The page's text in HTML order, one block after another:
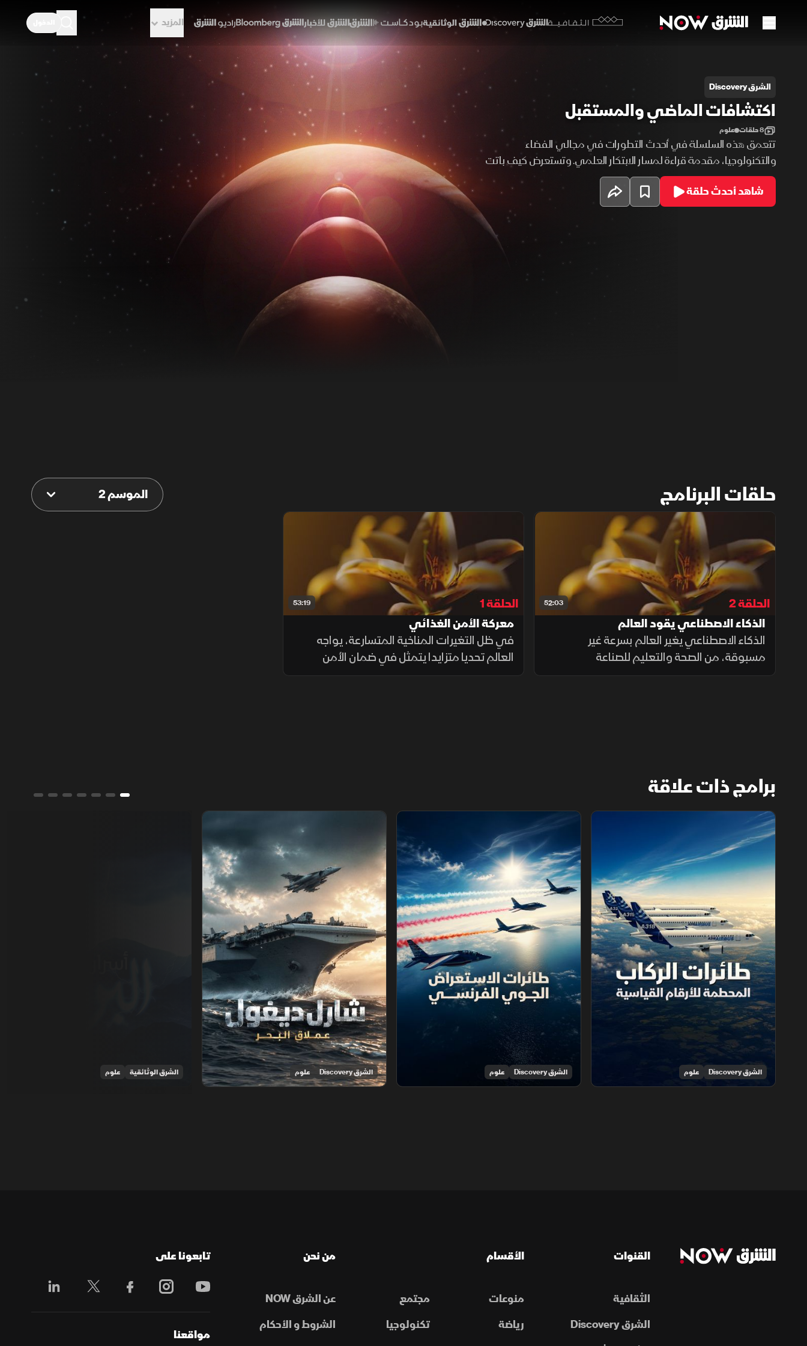
الشرق الوثائقيةالشرق بودكاست الشرق للأخبارالشرق Bloomberg راديو الشرق
المزيد
الشرق Discovery
اكتشافات الماضي والمستقبل
8 حلقات علوم
تتعمق هذه السلسلة في أحدث التطورات في مجالي الفضاء
والتكنولوجيا، مقدمة قراءة لمسار الابتكار العلمي. وتستعرض كيف باتت
هذه التقنيات تتغلغل في تفاصيل حياتنا اليومية، من أدوات التواصل إلى
أنظمة العمل، لتعيد تشكيل الواقع بشكل متسارع. كما تفتح آفاقا على
المستقبل، موضحة كيف ستسهم هذه التطورات في رسم ملامح
شاهد أحدث حلقة
حلقات البرنامج الموسم 2
52:03
الحلقة 2
الذكاء الاصطناعي يقود العالم
الذكاء الاصطناعي يغير العالم بسرعة غير
مسبوقة، من الصحة والتعليم للصناعة
والخدمات، تتسع تطبيقاته يومًا بعد يوم. وبين
53:19
الحلقة 1
معركة الأمن الغذائي
في ظل التغيرات المناخية المتسارعة، يواجه
العالم تحديا متزايدا يتمثل في ضمان الأمن
الغذائي للأجيال الحالية والمستقبلية. فهل
برامج ذات علاقة
طائرات الركاب ‫المحطمة للأرقام القياسية
الشرق Discovery علوم
طائرات الاستعراض ‫الجوي الفرنسي
الشرق Discovery علوم
شارل ديغول.. عملاق البحر
الشرق Discovery علوم الشرق الوثائقية علوم
القنوات
الثقافية
الشرق Discovery
الأقسام
منوعات
مجتمع
رياضة
تكنولوجيا
من نحن
عن الشرق NOW
الشروط و الأحكام
تابعونا على
مواقعنا